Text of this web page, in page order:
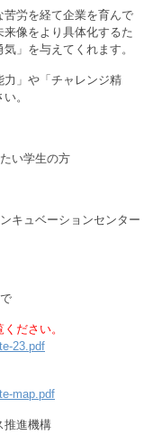
労を経て企業を育んで
像をより具体化するた
」を与えてくれます。
力」や「チャレンジ精
。
い学生の方
キュベーションセンター
ださい。
23.pdf
map.pdf
推進機構